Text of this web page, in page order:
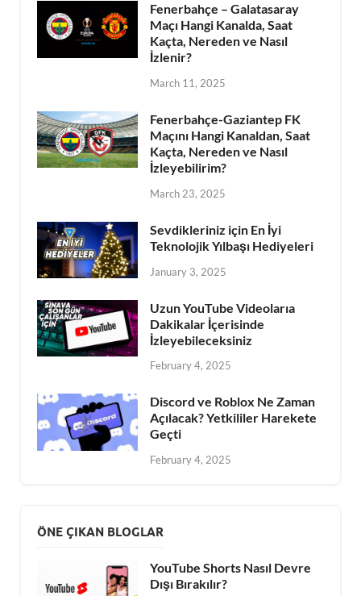
Fenerbahçe – Galatasaray
Maçı Hangi Kanalda, Saat
Kaçta, Nereden ve Nasıl
İzlenir?
March 11, 2025
Fenerbahçe-Gaziantep FK
Maçını Hangi Kanaldan, Saat
Kaçta, Nereden ve Nasıl
İzleyebilirim?
March 23, 2025
Sevdikleriniz için En İyi
Teknolojik Yılbaşı Hediyeleri
January 3, 2025
Uzun YouTube Videolarıa
Dakikalar İçerisinde
İzleyebileceksiniz
February 4, 2025
Discord ve Roblox Ne Zaman
Açılacak? Yetkililer Harekete
Geçti
February 4, 2025
ÖNE ÇIKAN BLOGLAR
YouTube Shorts Nasıl Devre
Dışı Bırakılır?